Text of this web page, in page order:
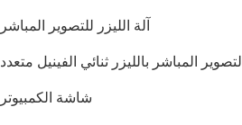
آلة الليزر للتصوير المباشر
التصوير المباشر بالليزر ثنائي الفينيل متعدد
شاشة الكمبيوتر